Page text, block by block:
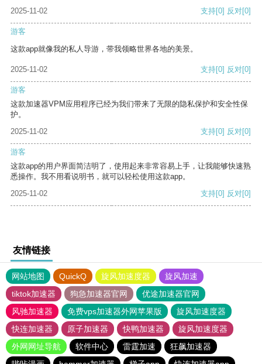
2025-11-02
支持[0] 反对[0]
游客
这款app就像我的私人导游，带我领略世界各地的美景。
2025-11-02 支持[0] 反对[0]
游客
这款加速器VPM应用程序已经为我们带来了无限的隐私保护和安全性保
护。
2025-11-02
支持[0] 反对[0]
游客
这款app的用户界面简洁明了，使用起来非常容易上手，让我能够快速熟
悉操作。我不用看说明书，就可以轻松使用这款app。
2025-11-02
支持[0] 反对[0]
友情链接
网站地图 QuickQ 旋风加速度器
旋风加速
tiktok加速器
狗急加速器官网
优途加速器官网
风驰加速器
免费vps加速器外网苹果版
旋风加速度器
快连加速器
原子加速器 快鸭加速器
旋风加速度器
外网网址导航
软件中心 雷霆加速
狂飙加速器